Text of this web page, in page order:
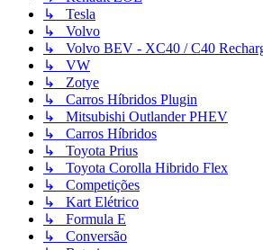
↳ Tesla
↳ Volvo
↳ Volvo BEV - XC40 / C40
↳ VW
↳ Zotye
↳ Carros Híbridos Plugin
↳ Mitsubishi Outlander PHEV
↳ Carros Híbridos
↳ Toyota Prius
↳ Toyota Corolla Hibrido Flex
↳ Competições
↳ Kart Elétrico
↳ Formula E
↳ Conversão